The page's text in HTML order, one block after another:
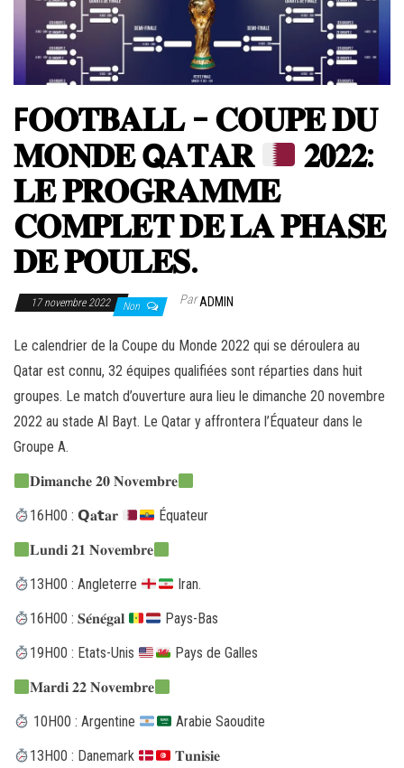
F𝐎𝐎𝐓𝐁𝐀𝐋𝐋 – 𝐂𝐎𝐔𝐏𝐄 𝐃𝐔
𝐌𝐎𝐍𝐃𝐄 𝗤𝐀𝐓𝐀𝐑
𝟐𝟎𝟐𝟐:
𝐋𝐄 𝐏𝐑𝐎𝐆𝐑𝐀𝐌𝐌𝐄
𝐂𝐎𝐌𝐏𝐋𝐄𝐓 𝐃𝐄 𝐋𝐀 𝐏𝐇𝐀𝐒𝐄
𝐃𝐄 𝐏𝐎𝐔𝐋𝐄𝐒.
17 novembre 2022 Non ParADMIN
Le calendrier de la Coupe du Monde 2022 qui se déroulera au
Qatar est connu, 32 équipes qualifiées sont réparties dans huit
groupes. Le match d’ouverture aura lieu le dimanche 20 novembre
2022 au stade Al Bayt. Le Qatar y affrontera l’Équateur dans le
Groupe A.
𝐃𝐢𝐦𝐚𝐧𝐜𝐡𝐞 𝟐𝟎 𝐍𝐨𝐯𝐞𝐦𝐛𝐫𝐞
16H00 : 𝗤𝐚𝘁𝐚𝐫
Équateur
𝐋𝐮𝐧𝐝𝐢 𝟐𝟏 𝐍𝐨𝐯𝐞𝐦𝐛𝐫𝐞
13H00 : Angleterre
Iran.
16H00 : 𝐒𝐞́𝐧𝐞́𝐠𝐚𝐥
Pays-Bas
19H00 : Etats-Unis
Pays de Galles
𝐌𝐚𝐫𝐝𝐢 𝟐𝟐 𝐍𝐨𝐯𝐞𝐦𝐛𝐫𝐞
10H00 : Argentine
Arabie Saoudite
13H00 : Danemark
𝐓𝐮𝐧𝐢𝐬𝐢𝐞